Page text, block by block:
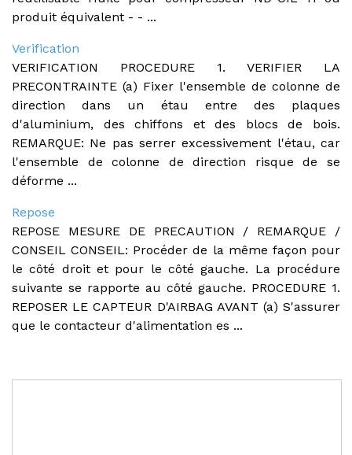
produit équivalent - - ...
Verification
VERIFICATION PROCEDURE 1. VERIFIER LA
PRECONTRAINTE (a) Fixer l'ensemble de colonne de
direction dans un étau entre des plaques
d'aluminium, des chiffons et des blocs de bois.
REMARQUE: Ne pas serrer excessivement l'étau, car
l'ensemble de colonne de direction risque de se
déforme ...
Repose
REPOSE MESURE DE PRECAUTION / REMARQUE /
CONSEIL CONSEIL: Procéder de la même façon pour
le côté droit et pour le côté gauche. La procédure
suivante se rapporte au côté gauche. PROCEDURE 1.
REPOSER LE CAPTEUR D'AIRBAG AVANT (a) S'assurer
que le contacteur d'alimentation es ...